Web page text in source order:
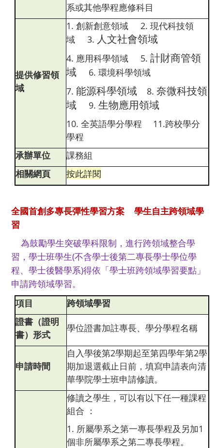
系或其他學程應修科目
提供修習領
域
1. 創新創意領域 2. 現代科技領
域 3. 人文社會領域
4. 應用科學領域 5. 計財商管領
域 6. 環境科學領域
7. 能源科學領域 8. 奈微科技領
域 9. 生物應用領域
10. 全英語學分學程 11.跨校學分
學程
承辦單位
課務組
相關網頁
按此詳閱
全國首創多專長彈性學習方案 學生自主跨領域學
習
為鼓勵學生突破學科限制，進行跨領域整合學
習，學士班學生(不含學士後第二專長學士學位學
程、學士後醫學系)得依「學士班跨領域學習要點」
申請跨領域學習。
項目
跨領域學習
證書（證明
書）形式
學位證書加註專長、學分學程名稱
申請時間
自入學後第2學期起至第四學年第2學
期加退選截止日前，填寫申請表向清
華學院學士班申請修讀。
修讀之學生，可以有以下任一種課程
組合 ：
1. 所屬學系之第一專長學程及另加1
個非所屬學系之第二專長學程。